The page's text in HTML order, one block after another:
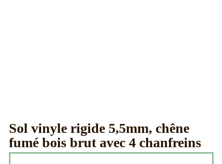
Sol vinyle rigide 5,5mm, chêne
fumé bois brut avec 4 chanfreins